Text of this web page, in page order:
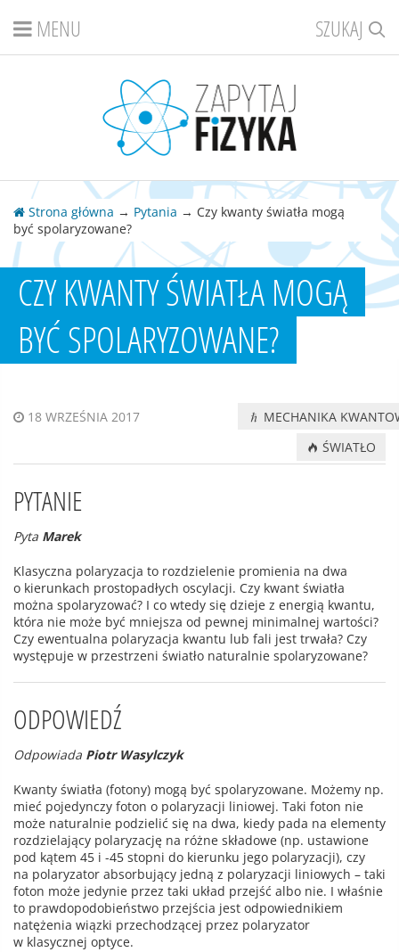
SZUKAJ
MENU
Strona główna → Pytania → Czy kwanty światła mogą
być spolaryzowane?
CZY KWANTY ŚWIATŁA MOGĄ
BYĆ SPOLARYZOWANE?
18 WRZEŚNIA 2017
MECHANIKA
ŚWIATŁO
PYTANIE
Pyta Marek
Klasyczna polaryzacja to rozdzielenie promienia na dwa
o kierunkach prostopadłych oscylacji. Czy kwant światła
można spolaryzować? I co wtedy się dzieje z energią kwantu,
która nie może być mniejsza od pewnej minimalnej wartości?
Czy ewentualna polaryzacja kwantu lub fali jest trwała? Czy
występuje w przestrzeni światło naturalnie spolaryzowane?
ODPOWIEDŹ
Odpowiada Piotr Wasylczyk
Kwanty światła (fotony) mogą być spolaryzowane. Możemy np.
mieć pojedynczy foton o polaryzacji liniowej. Taki foton nie
może naturalnie podzielić się na dwa, kiedy pada na elementy
rozdzielający polaryzację na różne składowe (np. ustawione
pod kątem 45 i -45 stopni do kierunku jego polaryzacji), czy
na polaryzator absorbujący jedną z polaryzacji liniowych – taki
foton może jedynie przez taki układ przejść albo nie. I właśnie
to prawdopodobieństwo przejścia jest odpowiednikiem
natężenia wiązki przechodzącej przez polaryzator
w klasycznej optyce.